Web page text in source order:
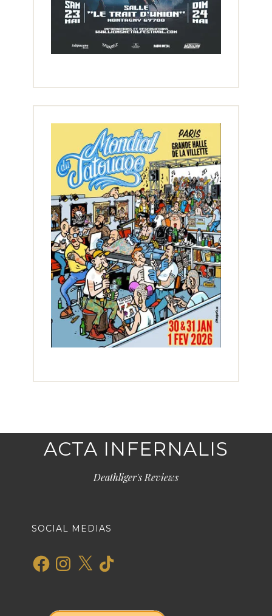
ACTA INFERNALIS
Deathliger's Reviews
SOCIAL MEDIAS
FacebookInstagram
X TikTok